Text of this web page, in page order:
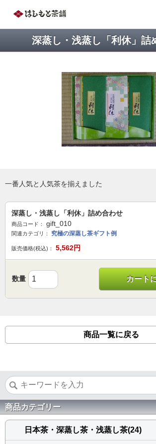
深蒸し・浅蒸し「利休」詰
一番人気と人気茶を揃えました
深蒸し・浅蒸し「利休」詰め合わせ
商品コード： gift_010
関連カテゴリ： 究極の深蒸し茶ギフト例
販売価格(税込)： 5,562円
数量 カート
商品一覧に戻る
商品カテゴリー
日本茶・深蒸し茶・浅蒸し茶(24)